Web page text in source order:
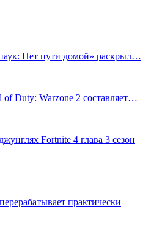
Нет пути домой» раскрыл…
Duty: Warzone 2 составляет…
Fortnite 4 глава 3 сезон
практически